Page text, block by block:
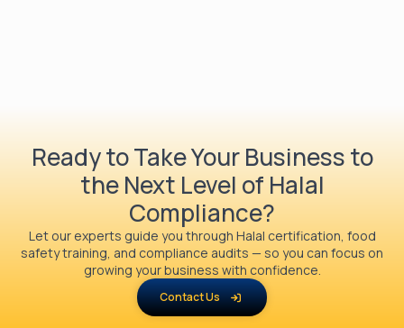
Ready to Take Your Business to
the Next Level of Halal
Compliance?
Let our experts guide you through Halal certification, food
safety training, and compliance audits — so you can focus on
growing your business with confidence.
Contact Us